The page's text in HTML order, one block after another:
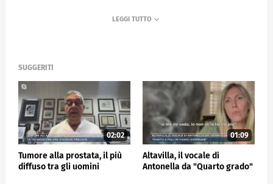
SUGGERITI
02:02
Tumore alla prostata, il più
diffuso tra gli uomini
01:09
Altavilla, il vocale di
Antonella da "Quarto grado"